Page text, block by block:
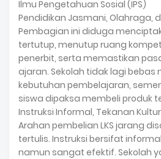
Ilmu Pengetahuan Sosial (IPS)
Pendidikan Jasmani, Olahraga,
Pembagian ini diduga
tertutup, menutup ruang
penerbit, serta memastikan
ajaran. Sekolah tidak lagi bebas
kebutuhan pembelajaran,
siswa dipaksa membeli produk
Instruksi Informal, Tekanan
Arahan pembelian LKS jarang
tertulis. Instruksi bersifat
namun sangat efektif. Sekolah